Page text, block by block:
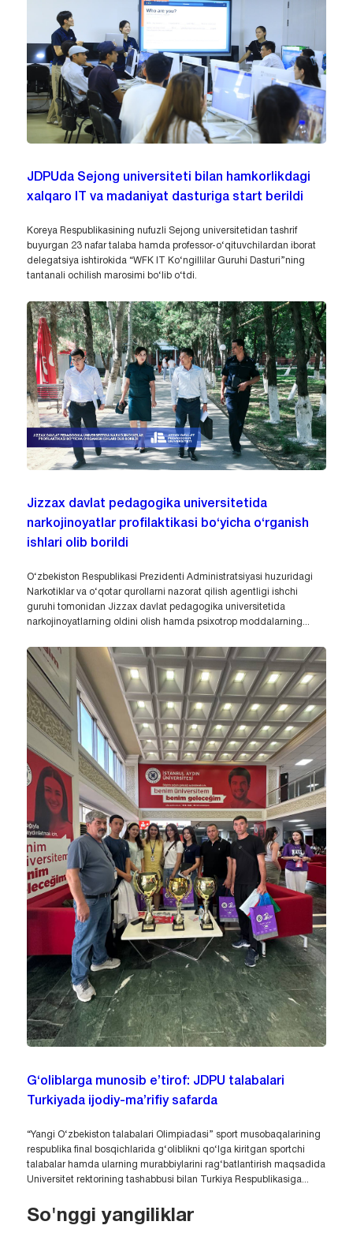
JDPUda Sejong universiteti bilan hamkorlikdagi
xalqaro IT va madaniyat dasturiga start berildi
Koreya Respublikasining nufuzli Sejong universitetidan tashrif
buyurgan 23 nafar talaba hamda professor-o‘qituvchilardan iborat
delegatsiya ishtirokida “WFK IT Ko‘ngillilar Guruhi Dasturi”ning
tantanali ochilish marosimi bo‘lib o‘tdi.
Jizzax davlat pedagogika universitetida
narkojinoyatlar profilaktikasi bo‘yicha o‘rganish
ishlari olib borildi
O‘zbekiston Respublikasi Prezidenti Administratsiyasi huzuridagi
Narkotiklar va o‘qotar qurollarni nazorat qilish agentligi ishchi
guruhi tomonidan Jizzax davlat pedagogika universitetida
narkojinoyatlarning oldini olish hamda psixotrop moddalarning...
G‘oliblarga munosib e’tirof: JDPU talabalari
Turkiyada ijodiy-ma’rifiy safarda
“Yangi O‘zbekiston talabalari Olimpiadasi” sport musobaqalarining
respublika final bosqichlarida g‘oliblikni qo‘lga kiritgan sportchi
talabalar hamda ularning murabbiylarini rag‘batlantirish maqsadida
Universitet rektorining tashabbusi bilan Turkiya Respublikasiga...
So'nggi yangiliklar